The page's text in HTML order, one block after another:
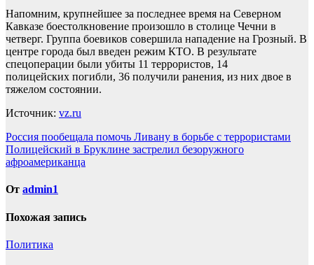
Напомним, крупнейшее за последнее время на Северном
Кавказе боестолкновение произошло в столице Чечни в
четверг. Группа боевиков совершила нападение на Грозный. В
центре города был введен режим КТО. В результате
спецоперации были убиты 11 террористов, 14
полицейских погибли, 36 получили ранения, из них двое в
тяжелом состоянии.
Источник: vz.ru
Навигация
по
Россия пообещала помочь Ливану в борьбе с террористами
Полицейский в Бруклине застрелил безоружного
афроамериканца
От admin1
Похожая запись
Политика